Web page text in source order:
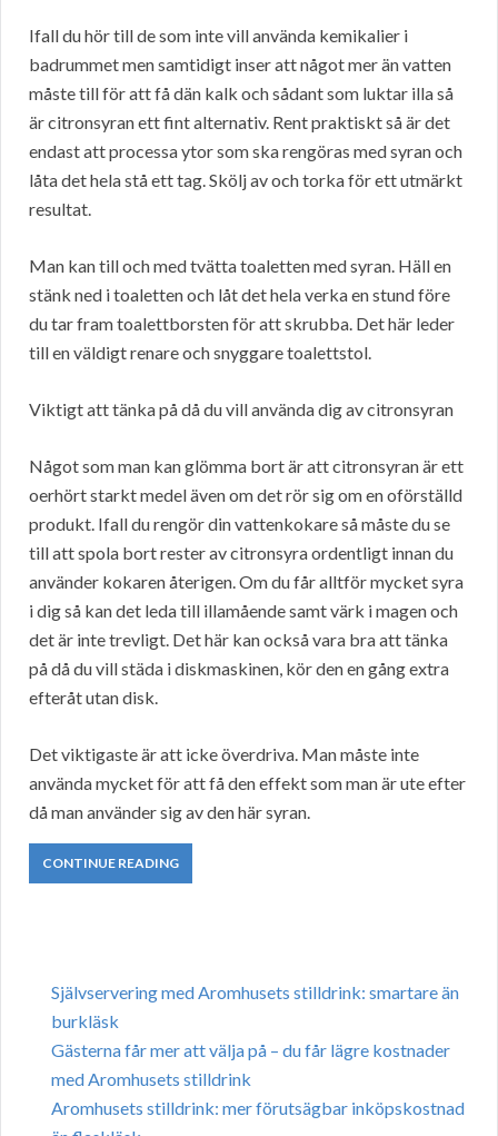
Ifall du hör till de som inte vill använda kemikalier i
badrummet men samtidigt inser att något mer än vatten
måste till för att få dän kalk och sådant som luktar illa så
är citronsyran ett fint alternativ. Rent praktiskt så är det
endast att processa ytor som ska rengöras med syran och
låta det hela stå ett tag. Skölj av och torka för ett utmärkt
resultat.
Man kan till och med tvätta toaletten med syran. Häll en
stänk ned i toaletten och låt det hela verka en stund före
du tar fram toalettborsten för att skrubba. Det här leder
till en väldigt renare och snyggare toalettstol.
Viktigt att tänka på då du vill använda dig av citronsyran
Något som man kan glömma bort är att citronsyran är ett
oerhört starkt medel även om det rör sig om en oförställd
produkt. Ifall du rengör din vattenkokare så måste du se
till att spola bort rester av citronsyra ordentligt innan du
använder kokaren återigen. Om du får alltför mycket syra
i dig så kan det leda till illamående samt värk i magen och
det är inte trevligt. Det här kan också vara bra att tänka
på då du vill städa i diskmaskinen, kör den en gång extra
efteråt utan disk.
Det viktigaste är att icke överdriva. Man måste inte
använda mycket för att få den effekt som man är ute efter
då man använder sig av den här syran.
CONTINUE READING
Självservering med Aromhusets stilldrink: smartare än
burkläsk
Gästerna får mer att välja på – du får lägre kostnader
med Aromhusets stilldrink
Aromhusets stilldrink: mer förutsägbar inköpskostnad